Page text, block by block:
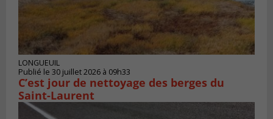
LONGUEUIL
Publié le 30 juillet 2026 à 09h33
C’est jour de nettoyage des berges du
Saint-Laurent